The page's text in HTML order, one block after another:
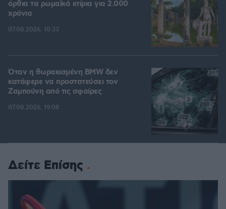
όρθια τα ρωμαϊκά κτίρια για 2.000
χρόνια
07.08.2026, 10:33
Όταν η θωρακισμένη BMW δεν
κατάφερε να προστατεύσει τον
Ζαμπούνη από τις σφαίρες
07.08.2026, 19:08
Δείτε Επίσης